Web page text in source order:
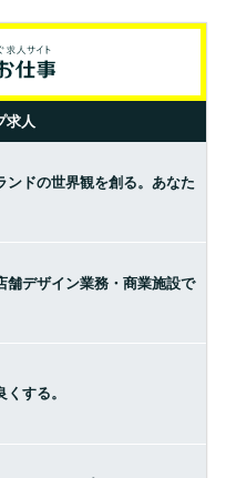
求人
ンドの世界観を創る。あなた
舗デザイン業務・商業施設で
する。